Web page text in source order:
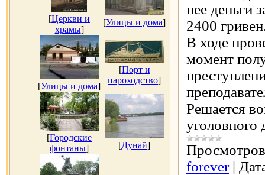
[Церкви и
храмы]
[Улицы и дома]
[Улицы и дома]
[Порт и
пароходство]
[Городские
фонтаны] [Дунай]
нее деньги
2400
В ходе
момент
Решается
уголовного
forever |